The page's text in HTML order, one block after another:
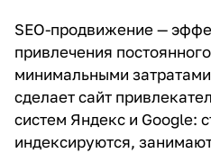
SEO-продвижение —
привлечения
минимальными
сделает сайт
систем Яндекс и Google:
индексируются,